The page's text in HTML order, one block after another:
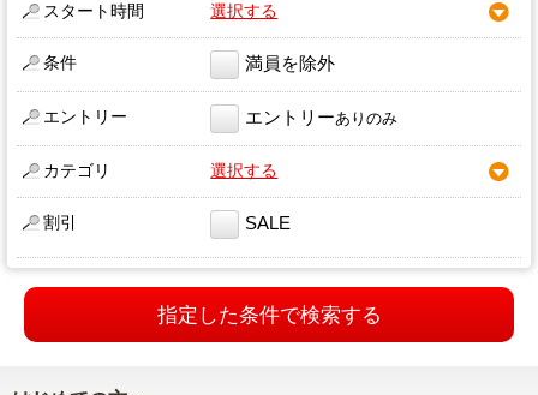
スタート時間 選択する
条件 満員を除外
エントリー エントリーありのみ
カテゴリ 選択する
割引 SALE
指定した条件で検索する